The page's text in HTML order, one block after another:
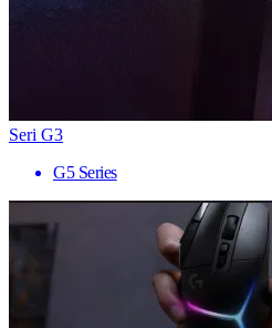
Seri G3
G5 Series